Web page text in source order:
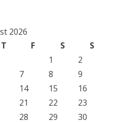
2026
T F S
S
1
2
7 8
9
14 15
16
21 22
23
28 29
30